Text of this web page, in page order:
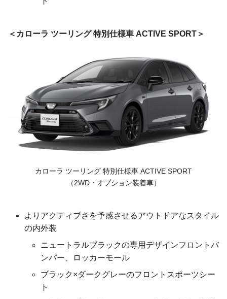
カローラ ツーリング 特別仕様車 ACTIVE SPORT
カローラ ツーリング 特別仕様車 ACTIVE SPORT
（2WD・オプション装着車）
よりアクティブさを予感させるアウトドアなスタイル
の内外装
ニュートラルブラックの専用デザインフロントバ
ンパー、ロッカーモール
ブラック×ダークグレーのフロントスポーツシー
ト